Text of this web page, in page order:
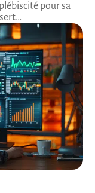
pour sa
…